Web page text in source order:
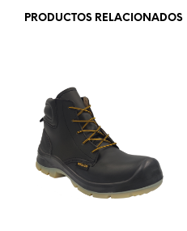
PRODUCTOS RELACIONADOS